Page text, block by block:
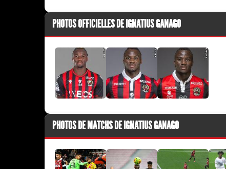
PHOTOS OFFICIELLES DE IGNATIUS GANAGO
PHOTOS DE MATCHS DE IGNATIUS GANAGO